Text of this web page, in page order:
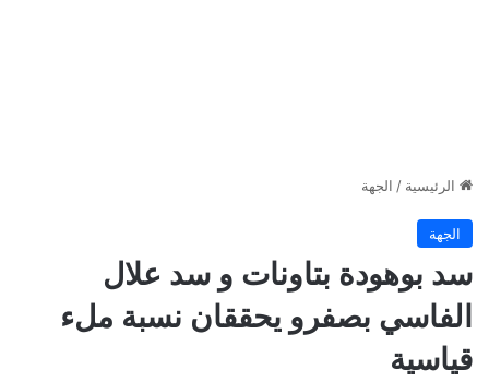
الرئيسية / الجهة
الجهة
سد بوهودة بتاونات و سد علال
الفاسي بصفرو يحققان نسبة ملء
قياسية